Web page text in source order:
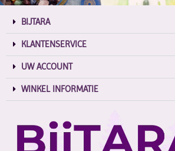
BIJTARA
KLANTENSERVICE
UW ACCOUNT
WINKEL INFORMATIE